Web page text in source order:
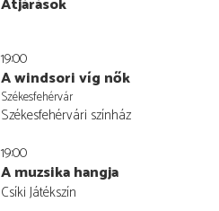
19:00
A windsori víg nők
Székesfehérvár
Székesfehérvári színház
19:00
A muzsika hangja
Csíki Játékszín